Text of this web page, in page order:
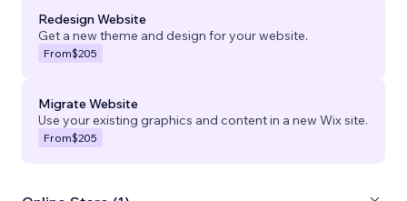
Redesign Website
Get a new theme and design for your website.
From$205
Migrate Website
Use your existing graphics and content in a new Wix site.
From$205